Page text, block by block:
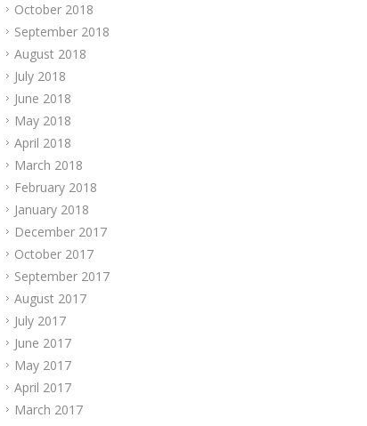
October 2018
September 2018
August 2018
July 2018
June 2018
May 2018
April 2018
March 2018
February 2018
January 2018
December 2017
October 2017
September 2017
August 2017
July 2017
June 2017
May 2017
April 2017
March 2017